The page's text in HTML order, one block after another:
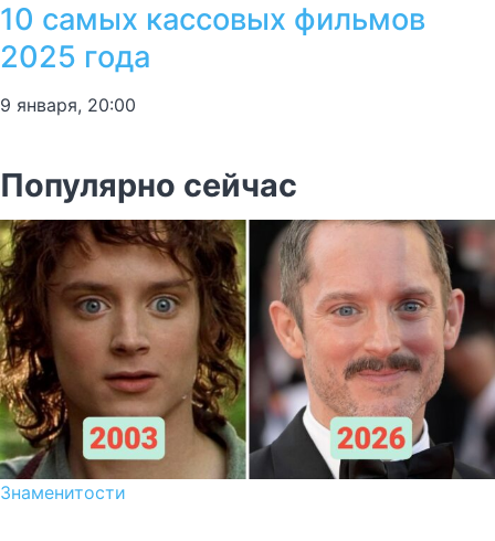
10 самых кассовых фильмов
2025 года
9 января, 20:00
Популярно сейчас
Знаменитости